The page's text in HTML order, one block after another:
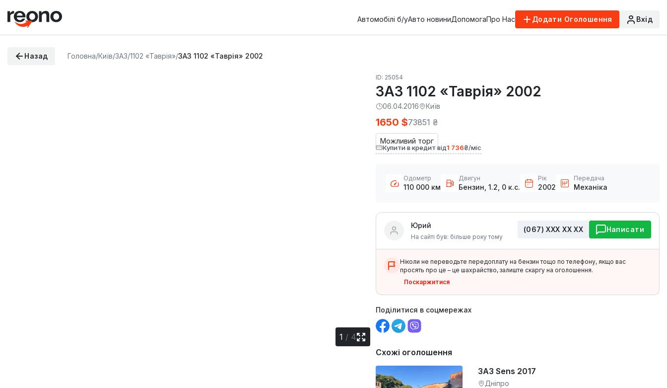
Автомобілі б/уАвто новиниДопомогаПро Нас Додати Оголошення Вхід
Назад Головна/Київ/ЗАЗ/1102 «Таврія»/ЗАЗ 1102 «Таврія» 2002
1 / 4
ID: 25054
ЗАЗ 1102 «Таврія» 2002
06.04.2016 Київ
Можливий торг
1650 $73851 ₴
Купити в кредит від1 736₴/міс
Одометр
110 000 км
Двигун
Бензин, 1.2, 0 к.с.
Рік
2002
Передача
Механіка
Юрий
На сайті був: більше року тому
(067) ХХХ ХХ ХХ Написати
Ніколи не переводьте передоплату на бензин тощо по телефону, якщо вас
просять про це – це шахрайство, залиште скаргу на оголошення.
Поскаржитися
Поділитися в соцмережах
Схожі оголошення
ЗАЗ Sens 2017
Дніпро